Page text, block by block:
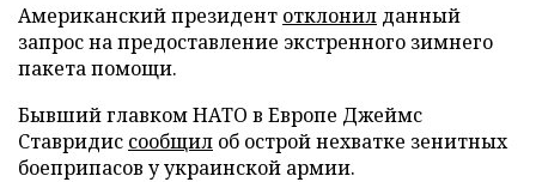
Американский президент отклонил данный
запрос на предоставление экстренного зимнего
пакета помощи.
Бывший главком НАТО в Европе Джеймс
Ставридис сообщил об острой нехватке зенитных
боеприпасов у украинской армии.